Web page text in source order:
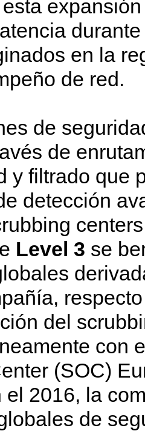
en la
de red.
de
de
y filtrado que
detección
Level 3 se
del
con
(SOC)
el 2016, la
de